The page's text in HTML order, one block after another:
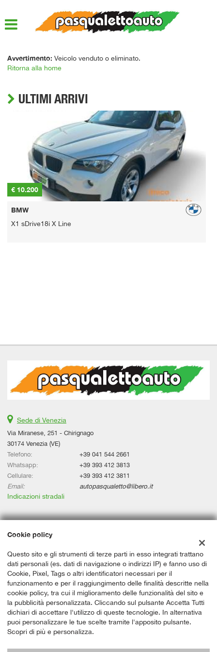
ACQUISTIAMO USATO
ASSISTENZA
QUOTAZIONE USATO
DICONO DI NOI
CONTATTI
Avvertimento: Veicolo venduto o eliminato.
Ritorna alla home
ULTIMI ARRIVI
€ 10.200
BMW
X1 sDrive18i X Line
Sede di Venezia
Via Miranese, 251 - Chirignago
30174 Venezia (VE)
Telefono:
+39 041 544 2661
Whatsapp:
+39 393 412 3813
Cellulare:
+39 393 412 3811
Email:
autopasqualetto@libero.it
Indicazioni stradali
Dati fiscali:
Via Miranese, 251 - Chirignago, Venezia (VE)
C.F/P.IVA:03950740278
Registro delle imprese: VE
Cookie policy
Questo sito e gli strumenti di terze parti in esso integrati trattano
dati personali (es. dati di navigazione o indirizzi IP) e fanno uso di
Cookie, Pixel, Tags o altri identificatori necessari per il
funzionamento e per il raggiungimento delle finalità descritte nella
cookie policy, tra cui il miglioramento delle funzionalità del sito e
la pubblicità personalizzata. Cliccando sul pulsante Accetta Tutti
dichiari di accettare l'utilizzo di queste tecnologie. In alternativa
puoi personalizzare le tue scelte tramite l'apposito pulsante.
Scopri di più e personalizza.